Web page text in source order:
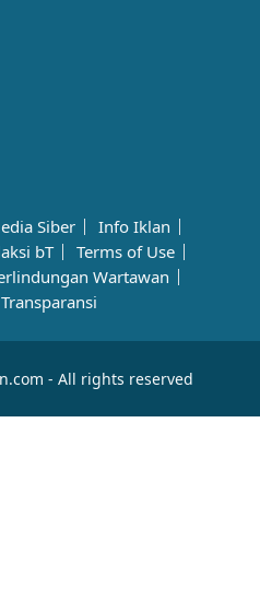
Siber
Info Iklan
bT
Terms of Use
Wartawan
- All rights reserved